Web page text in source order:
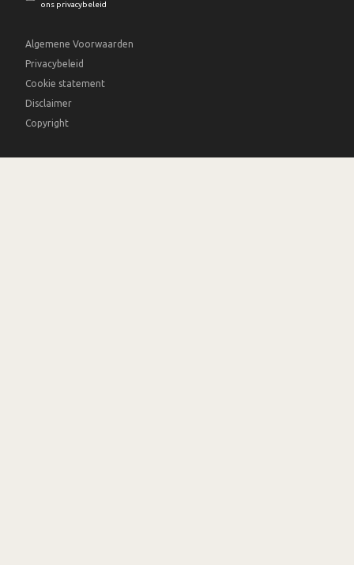
ons privacybeleid
Algemene Voorwaarden
Privacybeleid
Cookie statement
Disclaimer
Copyright